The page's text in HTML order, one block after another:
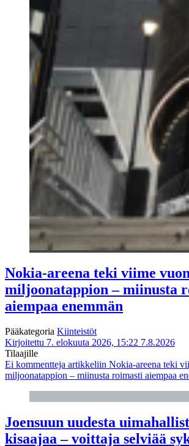
Nokia-areena teki viime
miljoonatappion – miinusta
aiempaa enemmän
Pääkategoria Kiinteistöt
Kirjoitettu 7. elokuuta 2026, 15:22 7.8.2026
Tilaajille
Ei kommentteja artikkeliin Nokia-areena teki
miljoonatappion – miinusta roimasti aiempaa
Joensuun uudesta
kisaajaa – voittaja selviää